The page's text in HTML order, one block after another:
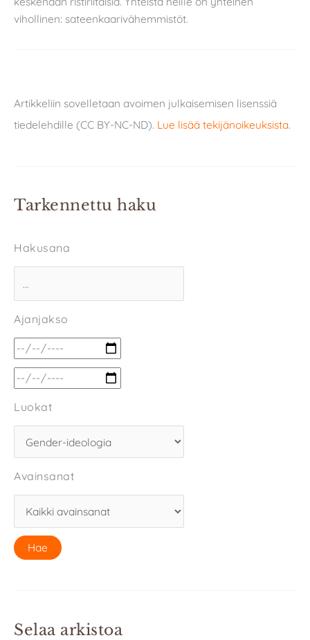
vihollinen: sateenkaarivähemmistöt.
Artikkeliin sovelletaan avoimen julkaisemisen lisenssiä
tiedelehdille (CC BY-NC-ND). Lue lisää tekijänoikeuksista.
Tarkennettu haku
Hakusana
Ajanjakso
Luokat
Avainsanat
Selaa arkistoa